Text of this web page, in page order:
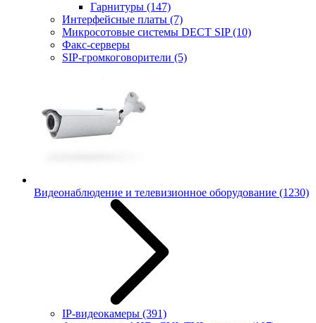
Гарнитуры (147)
Интерфейсные платы (7)
Микросотовые системы DECT SIP(10)
Факс-серверы
SIP-громкоговорители (5)
Видеонаблюдение и телевизионное оборудование (1230)
IP-видеокамеры (391)